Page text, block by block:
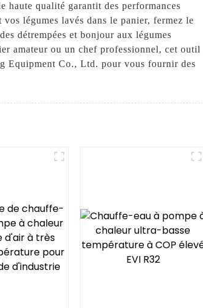
haute qualité garantit des performances
légumes lavés dans le panier, fermez le
détrempées et bonjour aux légumes
amateur ou un chef professionnel, cet outil
Equipment Co., Ltd. pour vous fournir des